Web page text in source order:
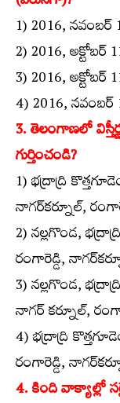
1) 2016, నవంబర్‌
2) 2016, అక్టోబర్‌
3) 2016, అక్టోబర్‌
4) 2016, నవంబర్‌
3. తెలంగాణలో
గుర్తించండి?
1) భద్రాద్రి
నాగర్‌కర్నూల్‌,
2) నల్లగొండ,
రంగారెడ్డి,
3) నల్లగొండ,
నాగర్‌ కర్నూల్‌,
4) భద్రాద్రి
రంగారెడ్డి,
4. కింది వాక్యాల్లో